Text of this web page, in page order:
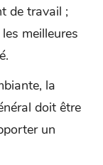
de travail ;
meilleures
la
doit être
un